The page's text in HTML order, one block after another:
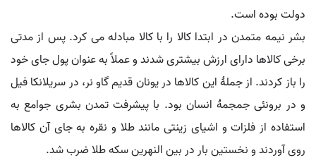
دولت بوده است.
بشر نیمه متمدن در ابتدا کالا را با کالا مبادله می کرد. پس از مدتی
برخی کالاها دارای ارزش بیشتری شدند و عملاً به عنوان پول جای خود
را باز کردند. از جملهٔ این کالاها در یونان قدیم گاو نر، در سریلانکا فیل
و در برونئی جمجمهٔ انسان بود. با پیشرفت تمدن بشری جوامع به
استفاده از فلزات و اشیای زینتی مانند طلا و نقره به جای آن کالاها
روی آوردند و نخستین بار در بین النهرین سکه طلا ضرب شد.